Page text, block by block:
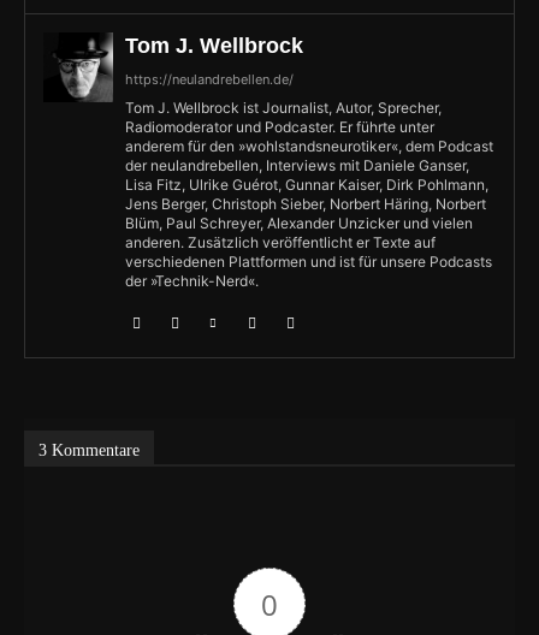
Tom J. Wellbrock
https://neulandrebellen.de/
Tom J. Wellbrock ist Journalist, Autor, Sprecher,
Radiomoderator und Podcaster. Er führte unter
anderem für den »wohlstandsneurotiker«, dem Podcast
der neulandrebellen, Interviews mit Daniele Ganser,
Lisa Fitz, Ulrike Guérot, Gunnar Kaiser, Dirk Pohlmann,
Jens Berger, Christoph Sieber, Norbert Häring, Norbert
Blüm, Paul Schreyer, Alexander Unzicker und vielen
anderen. Zusätzlich veröffentlicht er Texte auf
verschiedenen Plattformen und ist für unsere Podcasts
der »Technik-Nerd«.
3 Kommentare
0